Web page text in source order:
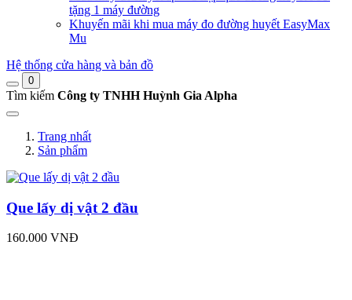
tặng 1 máy đường
Khuyến mãi khi mua máy đo đường huyết EasyMax
Mu
Hệ thống cửa hàng và bản đồ
0
Tìm kiếm Công ty TNHH Huỳnh Gia Alpha
Trang nhất
Sản phẩm
Que lấy dị vật 2 đầu
160.000 VNĐ